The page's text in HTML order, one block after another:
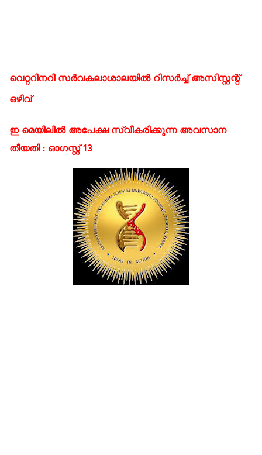
വെറ്ററിനറി സർവകലാശാലയിൽ റിസർച്ച് അസിസ്റ്റന്റ്
ഒഴിവ്
ഇ മെയിലിൽ അപേക്ഷ സ്വീകരിക്കുന്ന അവസാന
തീയതി : ഓഗസ്റ്റ് 13